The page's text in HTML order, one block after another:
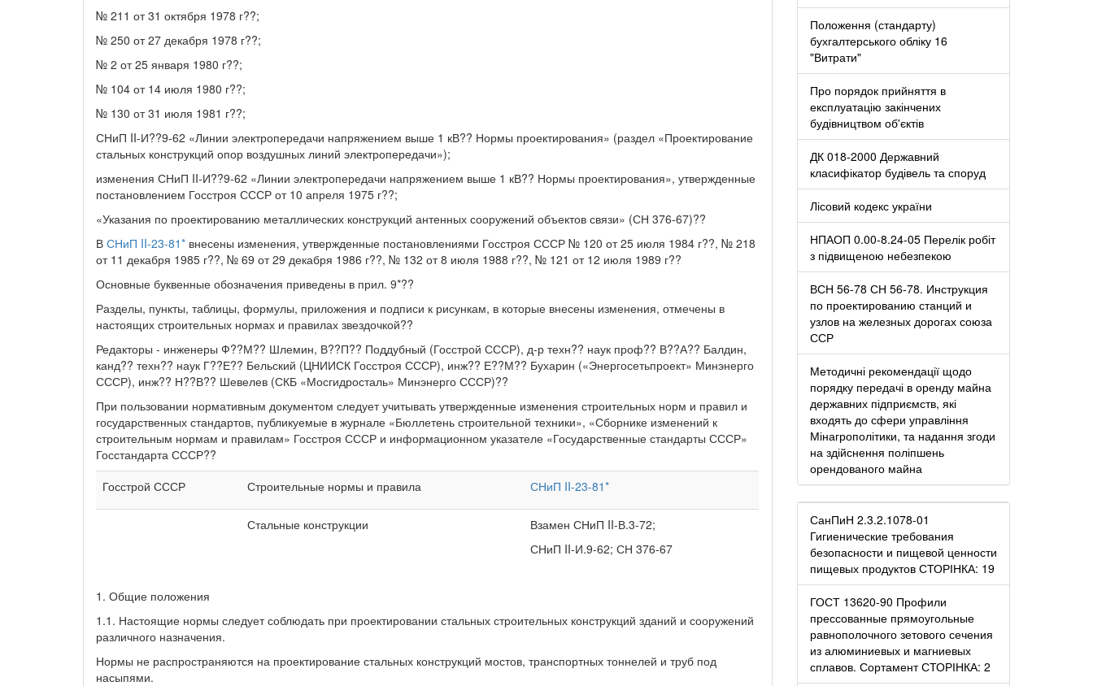
№ 211 от 31 октября 1978 г??;
№ 250 от 27 декабря 1978 г??;
№ 2 от 25 января 1980 г??;
№ 104 от 14 июля 1980 г??;
№ 130 от 31 июля 1981 г??;
СНиП II-И??9-62 «Линии электропередачи напряжением выше 1 кВ?? Нормы проектирования» (раздел «Проектирование
стальных конструкций опор воздушных линий электропередачи»);
изменения СНиП II-И??9-62 «Линии электропередачи напряжением выше 1 кВ?? Нормы проектирования», утвержденные
постановлением Госстроя СССР от 10 апреля 1975 г??;
«Указания по проектированию металлических конструкций антенных сооружений объектов связи» (СН 376-67)??
В СНиП II-23-81* внесены изменения, утвержденные постановлениями Госстроя СССР № 120 от 25 июля 1984 г??, № 218
от 11 декабря 1985 г??, № 69 от 29 декабря 1986 г??, № 132 от 8 июля 1988 г??, № 121 от 12 июля 1989 г??
Основные буквенные обозначения приведены в прил. 9*??
Разделы, пункты, таблицы, формулы, приложения и подписи к рисункам, в которые внесены изменения, отмечены в
настоящих строительных нормах и правилах звездочкой??
Редакторы - инженеры Ф??М?? Шлемин, В??П?? Поддубный (Госстрой СССР), д-р техн?? наук проф?? В??А?? Балдин,
канд?? техн?? наук Г??Е?? Бельский (ЦНИИСК Госстроя СССР), инж?? Е??М?? Бухарин («Энергосетьпроект» Минэнерго
СССР), инж?? Н??В?? Шевелев (СКБ «Мосгидросталь» Минэнерго СССР)??
При пользовании нормативным документом следует учитывать утвержденные изменения строительных норм и правил и
государственных стандартов, публикуемые в журнале «Бюллетень строительной техники», «Сборнике изменений к
строительным нормам и правилам» Госстроя СССР и информационном указателе «Государственные стандарты СССР»
Госстандарта СССР??
Госстрой СССР
Строительные нормы и правила СНиП II-23-81*
Стальные конструкции
Взамен СНиП II-В.3-72;
СНиП II-И.9-62; СН 376-67
1. Общие положения
1.1. Настоящие нормы следует соблюдать при проектировании стальных строительных конструкций зданий и сооружений
различного назначения.
Нормы не распространяются на проектирование стальных конструкций мостов, транспортных тоннелей и труб под
насыпями.
Положення (стандарту)
бухгалтерського обліку 16
"Витрати"
Про порядок прийняття в
експлуатацію закінчених
будівництвом об'єктів
ДК 018-2000 Державний
класифікатор будівель та споруд
Лісовий кодекс україни
НПАОП 0.00-8.24-05 Перелік робіт
з підвищеною небезпекою
ВСН 56-78 СН 56-78. Инструкция
по проектированию станций и
узлов на железных дорогах союза
ССР
Методичні рекомендації щодо
порядку передачі в оренду майна
державних підприємств, які
входять до сфери управління
Мінагрополітики, та надання згоди
на здійснення поліпшень
орендованого майна
СанПиН 2.3.2.1078-01
Гигиенические требования
безопасности и пищевой ценности
пищевых продуктов СТОРІНКА: 19
ГОСТ 13620-90 Профили
прессованные прямоугольные
равнополочного зетового сечения
из алюминиевых и магниевых
сплавов. Сортамент СТОРІНКА: 2